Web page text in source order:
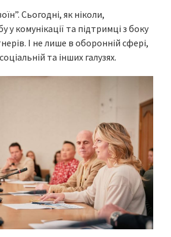
Сьогодні, як ніколи,
у комунікації та підтримці з боку
І не лише в оборонній сфері,
та інших галузях.